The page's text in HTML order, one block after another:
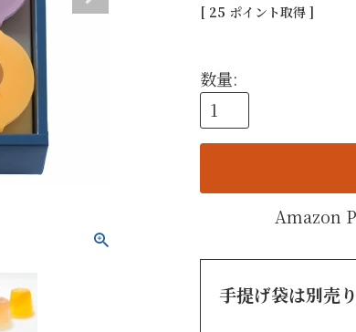
[ 25 ポイント取得 ]
Amazon
手提げ袋は別売